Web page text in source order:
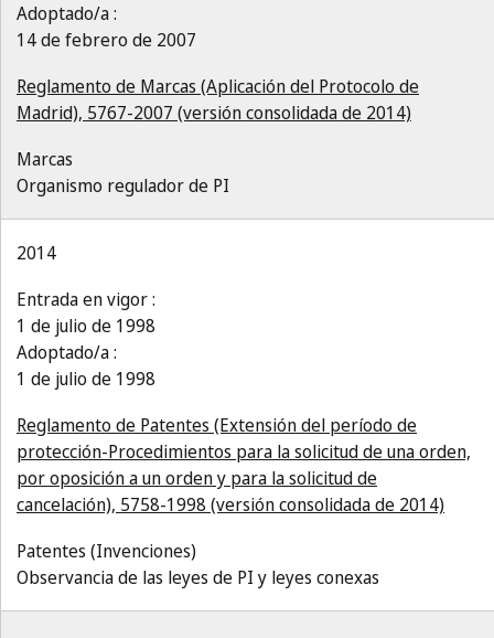
Adoptado/a :
14 de febrero de 2007
Reglamento de Marcas (Aplicación del Protocolo de
Madrid), 5767-2007 (versión consolidada de 2014)
Marcas
Organismo regulador de PI
2014
Entrada en vigor :
1 de julio de 1998
Adoptado/a :
1 de julio de 1998
Reglamento de Patentes (Extensión del período de
protección-Procedimientos para la solicitud de una orden,
por oposición a un orden y para la solicitud de
cancelación), 5758-1998 (versión consolidada de 2014)
Patentes (Invenciones)
Observancia de las leyes de PI y leyes conexas